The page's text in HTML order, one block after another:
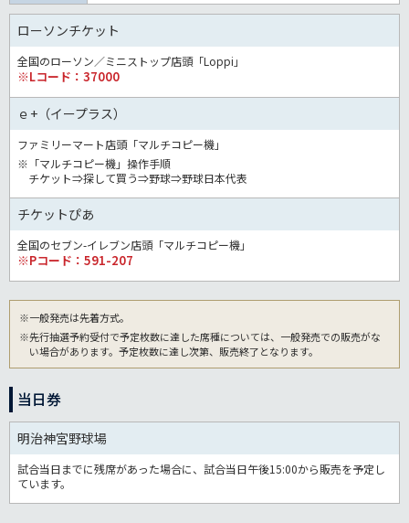
ローソンチケット
全国のローソン／ミニストップ店頭「Loppi」
※Lコード：37000
ｅ+（イープラス）
ファミリーマート店頭「マルチコピー機」
※「マルチコピー機」操作手順
チケット⇒探して買う⇒野球⇒野球日本代表
チケットぴあ
全国のセブン-イレブン店頭「マルチコピー機」
※Pコード：591-207
※一般発売は先着方式。
※先行抽選予約受付で予定枚数に達した席種については、一般発売での販売がな
い場合があります。予定枚数に達し次第、販売終了となります。
当日券
明治神宮野球場
試合当日までに残席があった場合に、試合当日午後15:00から販売を予定し
ています。